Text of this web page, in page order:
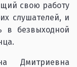
свою работу
слушателей, и
в безвыходной
Дмитриевна